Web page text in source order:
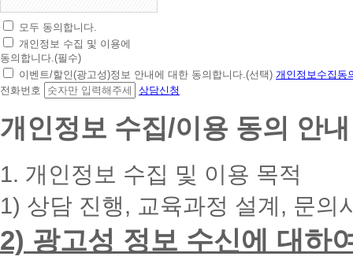
초
간
편
상
담
청
대
폰
입
력
모두 동의합니다.
개인정보 수집 및 이용에
동의합니다.(필수)
이벤트/할인(광고성)정보 안내에 대한 동의합니다.(선택) 개인정보수집동
전화번호
상담신청
개인정보 수집/이용 동의 안내
1. 개인정보 수집 및 이용 목적
1) 상담 진행, 교육과정 설계, 문의
2) 광고성 정보 수신에 대하